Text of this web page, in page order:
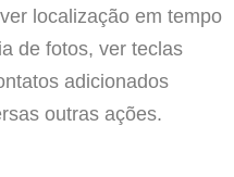
localização em tempo
de fotos, ver teclas
adicionados
outras ações.